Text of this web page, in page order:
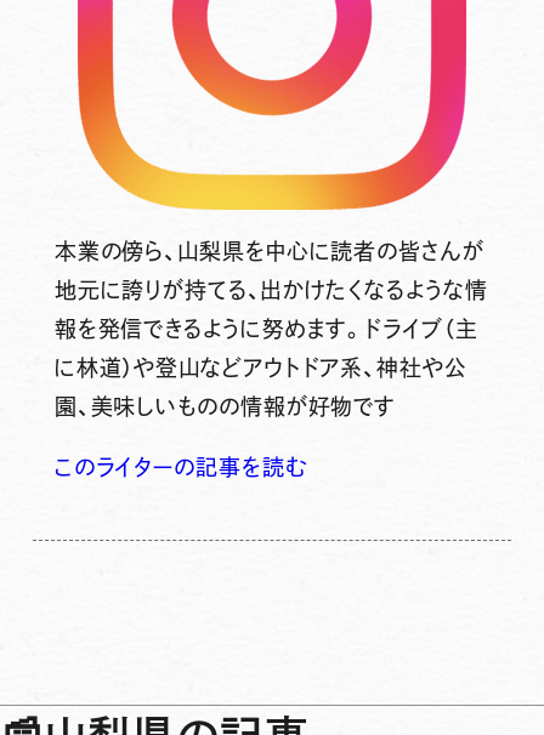
本業の傍ら、山梨県を中心に読者の皆さんが
地元に誇りが持てる、出かけたくなるような情
報を発信できるように努めます。ドライブ（主
に林道）や登山などアウトドア系、神社や公
園、美味しいものの情報が好物です
このライターの記事を読む